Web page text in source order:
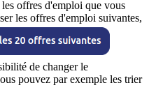
offres d'emploi que vous
les offres d'emploi suivantes,
de changer le
pouvez par exemple les trier